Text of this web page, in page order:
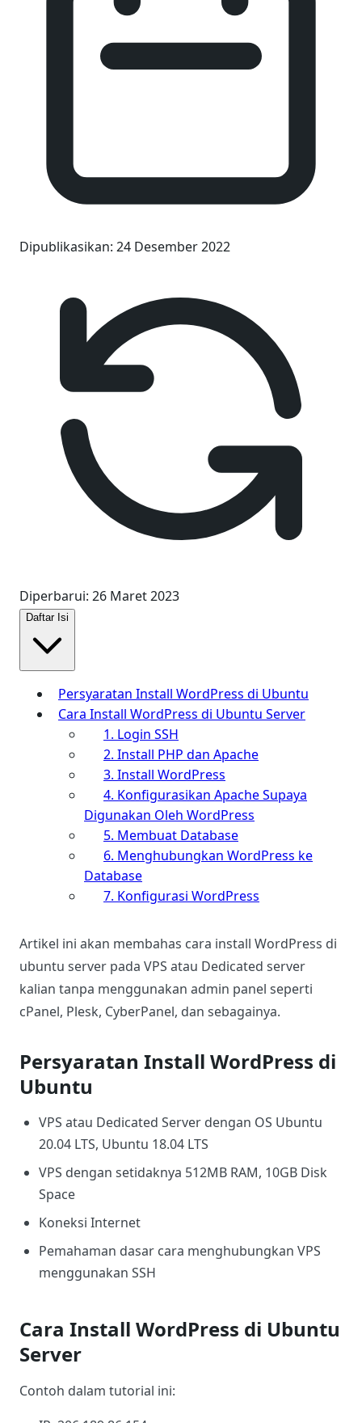
Dipublikasikan: 24 Desember 2022
Diperbarui: 26 Maret 2023
Daftar Isi
Persyaratan Install WordPress di Ubuntu
Cara Install WordPress di Ubuntu Server
1. Login SSH
2. Install PHP dan Apache
3. Install WordPress
4. Konfigurasikan Apache Supaya
Digunakan Oleh WordPress
5. Membuat Database
6. Menghubungkan WordPress ke
Database
7. Konfigurasi WordPress
Artikel ini akan membahas cara install WordPress di
ubuntu server pada VPS atau Dedicated server
kalian tanpa menggunakan admin panel seperti
cPanel, Plesk, CyberPanel, dan sebagainya.
Persyaratan Install WordPress di
Ubuntu
VPS atau Dedicated Server dengan OS Ubuntu
20.04 LTS, Ubuntu 18.04 LTS
VPS dengan setidaknya 512MB RAM, 10GB Disk
Space
Koneksi Internet
Pemahaman dasar cara menghubungkan VPS
menggunakan SSH
Cara Install WordPress di Ubuntu
Server
Contoh dalam tutorial ini: